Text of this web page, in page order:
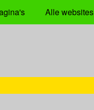
Alle websites